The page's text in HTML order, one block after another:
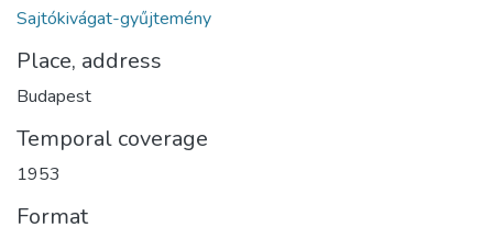
Sajtókivágat-gyűjtemény
Place, address
Budapest
Temporal coverage
1953
Format